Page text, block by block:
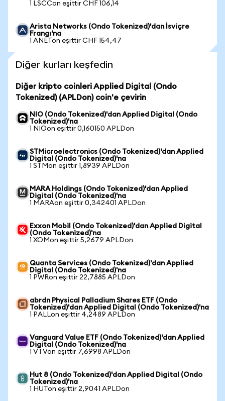
1 LSCCon eşittir CHF 106,14
Arista Networks (Ondo Tokenized)'dan İsviçre
Frangı'na
1 ANETon eşittir CHF 154,47
Diğer kurları keşfedin
Diğer kripto coinleri Applied Digital (Ondo
Tokenized) (APLDon) coin'e çevirin
NIO (Ondo Tokenized)'dan Applied Digital (Ondo
Tokenized)'na
1 NIOon eşittir 0,160150 APLDon
STMicroelectronics (Ondo Tokenized)'dan Applied
Digital (Ondo Tokenized)'na
1 STMon eşittir 1,8939 APLDon
MARA Holdings (Ondo Tokenized)'dan Applied
Digital (Ondo Tokenized)'na
1 MARAon eşittir 0,342401 APLDon
Exxon Mobil (Ondo Tokenized)'dan Applied Digital
(Ondo Tokenized)'na
1 XOMon eşittir 5,2679 APLDon
Quanta Services (Ondo Tokenized)'dan Applied
Digital (Ondo Tokenized)'na
1 PWRon eşittir 22,7885 APLDon
abrdn Physical Palladium Shares ETF (Ondo
Tokenized)'dan Applied Digital (Ondo Tokenized)'na
1 PALLon eşittir 4,2489 APLDon
Vanguard Value ETF (Ondo Tokenized)'dan Applied
Digital (Ondo Tokenized)'na
1 VTVon eşittir 7,6998 APLDon
Hut 8 (Ondo Tokenized)'dan Applied Digital (Ondo
Tokenized)'na
1 HUTon eşittir 2,9041 APLDon